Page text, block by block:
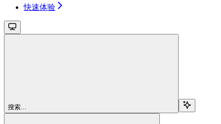
快速体验
搜索...